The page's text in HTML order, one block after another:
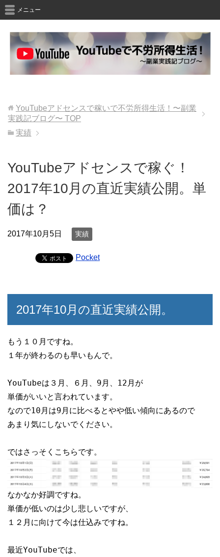
メニュー
YouTubeアドセンスで稼いで不労所得生活！〜副業
実践記ブログ〜 TOP
実績
YouTubeアドセンスで稼ぐ！
2017年10月の直近実績公開。単
価は？
2017年10月5日 実績
Pocket
2017年10月の直近実績公開。
もう１０月ですね。
１年が終わるのも早いもんで。
YouTubeは３月、６月、9月、12月が
単価がいいと言われています。
なので10月は9月に比べるとやや低い傾向にあるので
あまり気にしないでください。
なかなか好調ですね。
単価が低いのは少し悲しいですが、
１２月に向けて今は仕込みですね。